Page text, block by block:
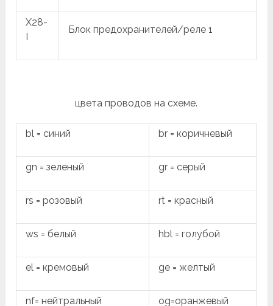
X28-
Блок предохранителей/реле 1
цвета проводов на схеме.
bl = синий br = коричневый
gn = зеленый gr = серый
rs = розовый rt = красный
ws = белый hbl = голубой
el = кремовый ge = желтый
nf= нейтральный og=оранжевый